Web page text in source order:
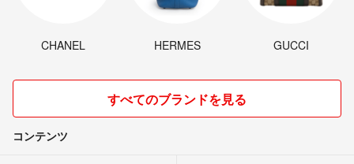
CHANEL HERMES GUCCI
すべてのブランドを見る
コンテンツ